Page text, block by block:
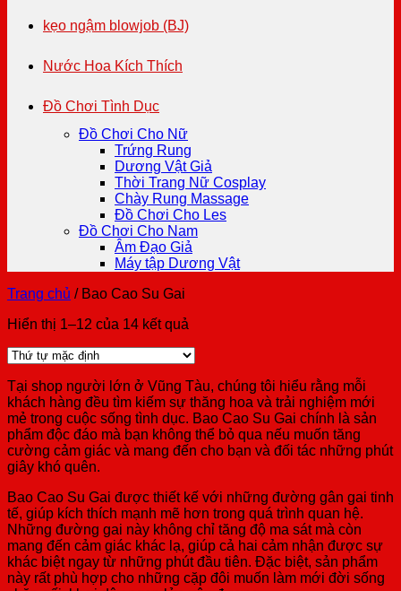
kẹo ngậm blowjob (BJ)
Nước Hoa Kích Thích
Đồ Chơi Tình Dục
Đồ Chơi Cho Nữ
Trứng Rung
Dương Vật Giả
Thời Trang Nữ Cosplay
Chày Rung Massage
Đồ Chơi Cho Les
Đồ Chơi Cho Nam
Âm Đạo Giả
Máy tập Dương Vật
Trang chủ /Bao Cao Su Gai
Hiển thị 1–12 của 14 kết quả
Tại shop người lớn ở Vũng Tàu, chúng tôi hiểu rằng mỗi
khách hàng đều tìm kiếm sự thăng hoa và trải nghiệm mới
mẻ trong cuộc sống tình dục. Bao Cao Su Gai chính là sản
phẩm độc đáo mà bạn không thể bỏ qua nếu muốn tăng
cường cảm giác và mang đến cho bạn và đối tác những phút
giây khó quên.
Bao Cao Su Gai được thiết kế với những đường gân gai tinh
tế, giúp kích thích mạnh mẽ hơn trong quá trình quan hệ.
Những đường gai này không chỉ tăng độ ma sát mà còn
mang đến cảm giác khác lạ, giúp cả hai cảm nhận được sự
khác biệt ngay từ những phút đầu tiên. Đặc biệt, sản phẩm
này rất phù hợp cho những cặp đôi muốn làm mới đời sống